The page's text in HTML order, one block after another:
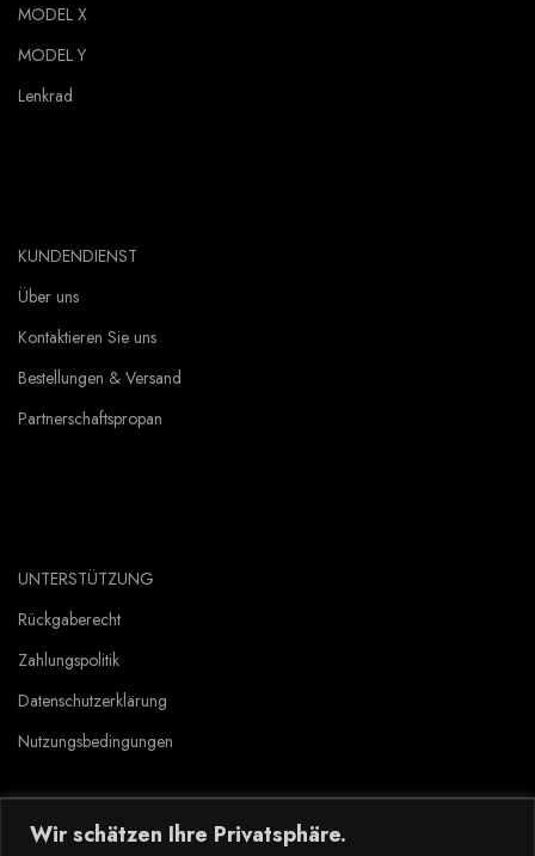
Wir schätzen Ihre Privatsphäre.
MODEL X
MODEL Y
Lenkrad
KUNDENDIENST
Über uns
Kontaktieren Sie uns
Bestellungen & Versand
Partnerschaftspropan
UNTERSTÜTZUNG
Rückgaberecht
Zahlungspolitik
Datenschutzerklärung
Nutzungsbedingungen
Copyright © 2023 Tlyard de. all rights reserved.